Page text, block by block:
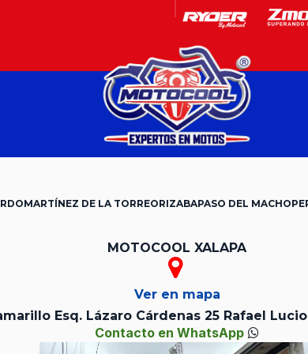
MARTÍNEZ DE LA TORREORIZABAPASO DEL MACHO
MOTOCOOL XALAPA
Ver en mapa
Esq. Lázaro Cárdenas 25 Rafael Lucio,
Contacto en WhatsApp